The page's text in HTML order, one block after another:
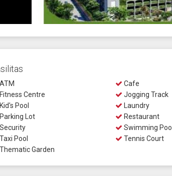
ATM
Cafe
Fitness Centre
Jogging Track
Kid's Pool
Laundry
Parking Lot
Restaurant
Security
Swimming Pool
Taxi Pool
Tennis Court
Thematic Garden